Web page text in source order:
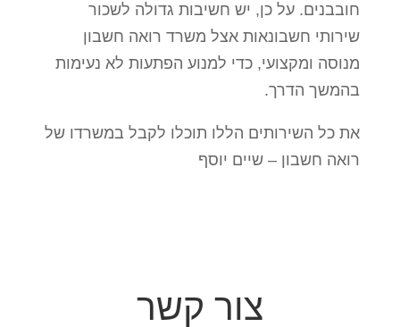
חובבנים. על כן, יש חשיבות גדולה לשכור
שירותי חשבונאות אצל משרד רואה חשבון
מנוסה ומקצועי, כדי למנוע הפתעות לא נעימות
בהמשך הדרך.
את כל השירותים הללו תוכלו לקבל במשרדו של
רואה חשבון – שיים יוסף
צור קשר